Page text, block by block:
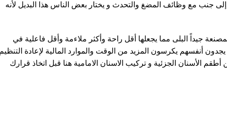
جنب مع وظائف المضغ والتحدث و يختار بعض الناس هذا البديل لأنه
جيداً البلى مما يجعلها أقل راحة وأكثر ملاءمة وأقل فاعلية في
أنفسهم يكرسون المزيد من الوقت والموارد المالية لإعادة
أطقم الأسنان الجزئية و تركيب الاسنان الامامية هنا قبل اتخاذ قرارك